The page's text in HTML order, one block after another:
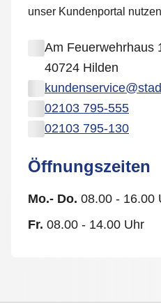
unser Kundenportal
Am Feuerwehrhaus
40724 Hilden
02103 795-555
02103 795-130
Öffnungszeiten
Mo.- Do. 08.00 - 16.00
Fr. 08.00 - 14.00 Uhr